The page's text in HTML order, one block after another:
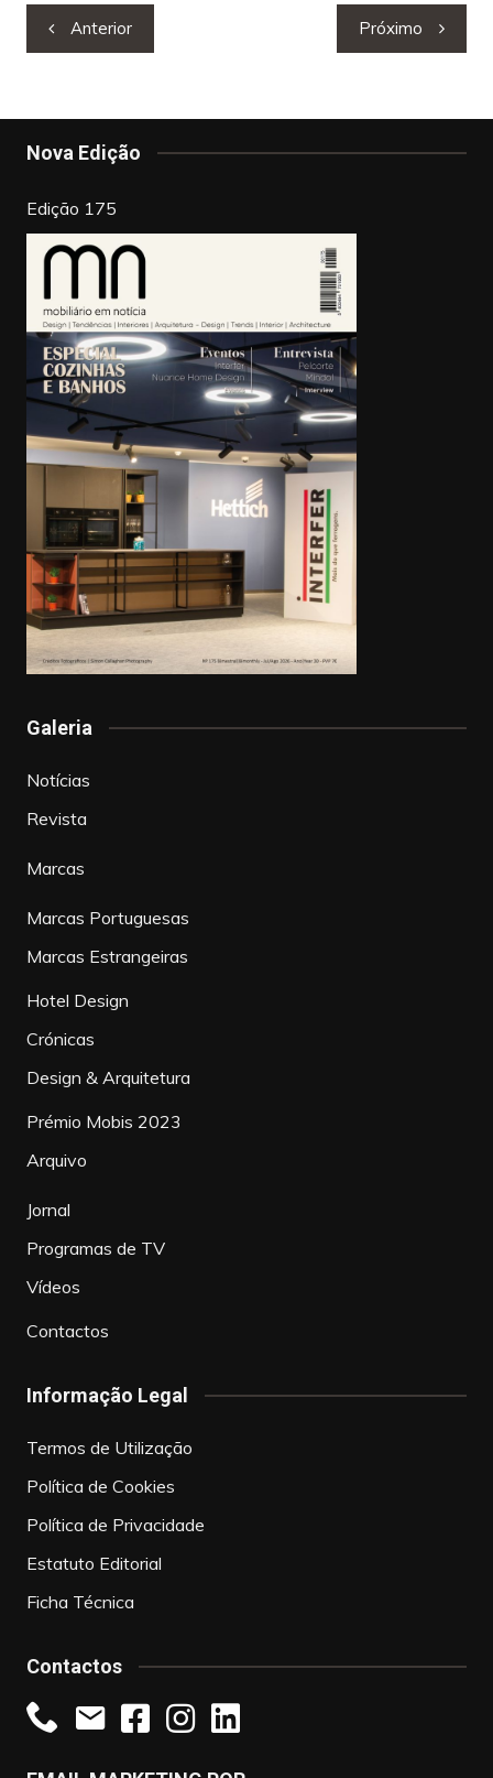
c
e
o
o
k
itt
er e
n
Navegação
de
Anterior Próximo
Nova Edição
Edição 175
Galeria
Notícias
Revista
Marcas
Marcas Portuguesas
Marcas Estrangeiras
Hotel Design
Crónicas
Design & Arquitetura
Prémio Mobis 2023
Arquivo
Jornal
Programas de TV
Vídeos
Contactos
Informação Legal
Termos de Utilização
Política de Cookies
Política de Privacidade
Estatuto Editorial
Ficha Técnica
Contactos